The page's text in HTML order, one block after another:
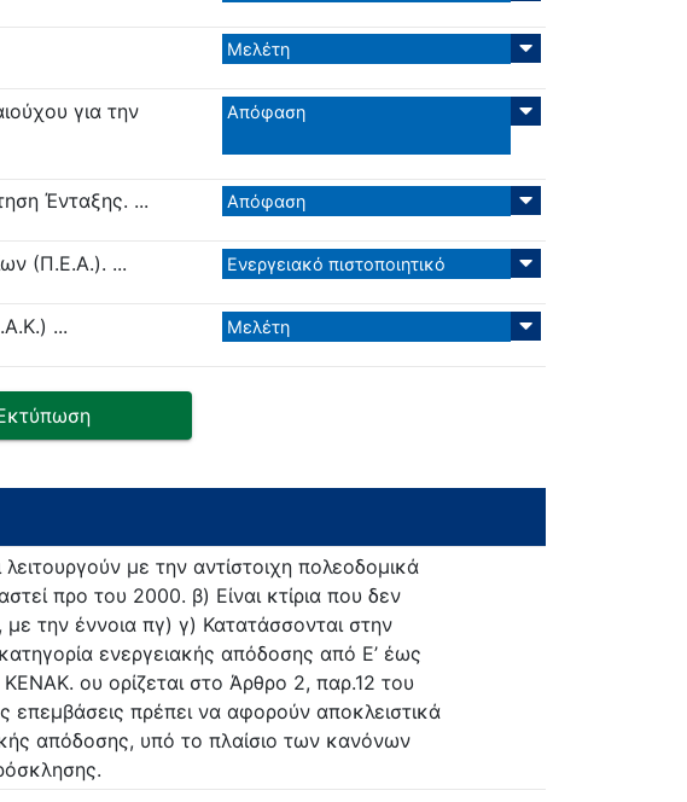
Μελέτη
για την
Απόφαση
Ένταξης. ... Απόφαση
(Π.Ε.Α.). ... Ενεργειακό πιστοποιητικό
... Μελέτη
με την αντίστοιχη πολεοδομικά
προ του 2000. β) Είναι κτίρια που δεν
με την έννοια πγ) γ) Κατατάσσονται στην
ενεργειακής απόδοσης από Ε’ έως
ΚΕΝΑΚ. ου ορίζεται στο Άρθρο 2, παρ.12 του
επεμβάσεις πρέπει να αφορούν αποκλειστικά
απόδοσης, υπό το πλαίσιο των κανόνων